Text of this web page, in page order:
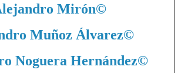
Mirón©
Muñoz Álvarez©
Noguera Hernández©